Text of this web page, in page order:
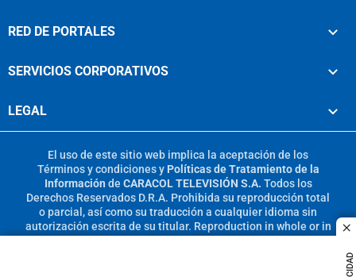
RED DE PORTALES
SERVICIOS CORPORATIVOS
LEGAL
El uso de este sitio web implica la aceptación de los
Términos y condicionesy Políticas de Tratamiento de la
Información de CARACOL TELEVISIÓN S.A. Todos los
Derechos Reservados D.R.A. Prohibida su reproducción total
o parcial, así como su traducción a cualquier idioma sin
autorización escrita de su titular. Reproduction in whole or in